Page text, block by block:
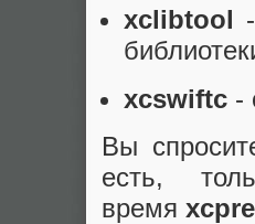
xclibtool
xcswiftc -
Вы
есть,
время